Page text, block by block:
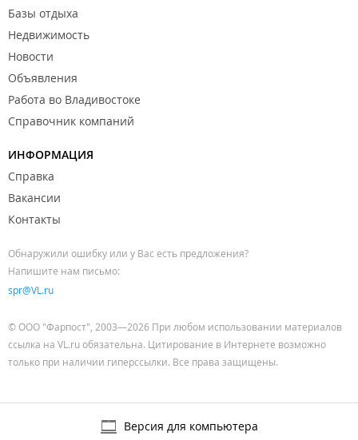
Базы отдыха
Недвижимость
Новости
Объявления
Работа во Владивостоке
Справочник компаний
ИНФОРМАЦИЯ
Справка
Вакансии
Контакты
Обнаружили ошибку или у Вас есть предложения?
Напишите нам письмо:
spr@VL.ru
© ООО "Фарпост", 2003—2026 При любом использовании материалов
ссылка на VL.ru обязательна. Цитирование в Интернете возможно
только при наличии гиперссылки. Все права защищены.
Версия для компьютера